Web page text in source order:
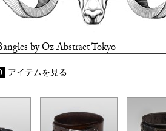
byOz Abstract Tokyo
アイテムを見る